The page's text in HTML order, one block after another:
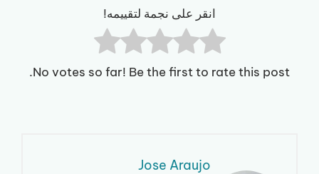
انقر على نجمة لتقييمه!
No votes so far! Be the first to rate this post.
Jose Araujo